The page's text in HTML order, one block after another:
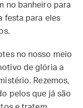
no banheiro para
festa para eles
no nosso meio
de glória a
Rezemos,
pelos que já são